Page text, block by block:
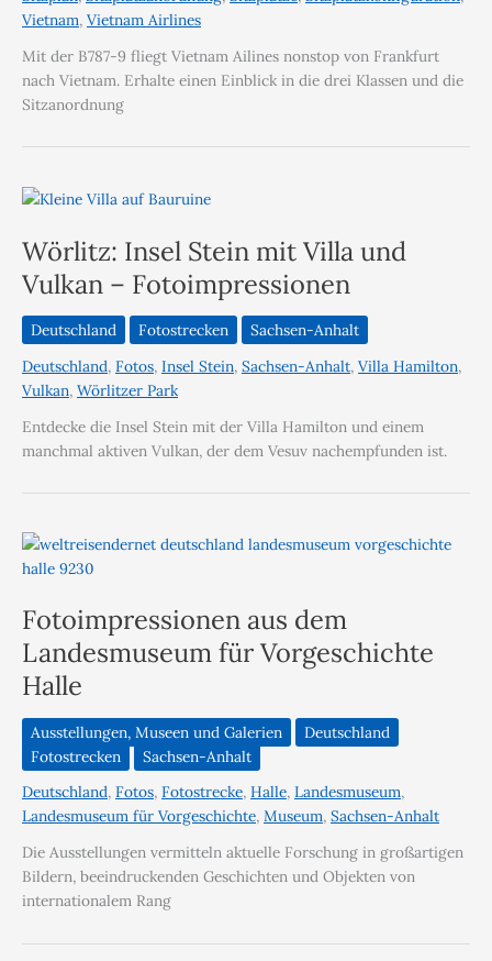
Vietnam, Vietnam Airlines
Mit der B787-9 fliegt Vietnam Ailines nonstop von Frankfurt
nach Vietnam. Erhalte einen Einblick in die drei Klassen und die
Sitzanordnung
Wörlitz: Insel Stein mit Villa und
Vulkan – Fotoimpressionen
Deutschland Fotostrecken
Sachsen-Anhalt
Deutschland, Fotos, Insel Stein, Sachsen-Anhalt, Villa Hamilton,
Vulkan, Wörlitzer Park
Entdecke die Insel Stein mit der Villa Hamilton und einem
manchmal aktiven Vulkan, der dem Vesuv nachempfunden ist.
Fotoimpressionen aus dem
Landesmuseum für Vorgeschichte
Halle
Ausstellungen, Museen und Galerien
Deutschland
Fotostrecken
Sachsen-Anhalt
Deutschland, Fotos, Fotostrecke, Halle, Landesmuseum,
Landesmuseum für Vorgeschichte, Museum, Sachsen-Anhalt
Die Ausstellungen vermitteln aktuelle Forschung in großartigen
Bildern, beeindruckenden Geschichten und Objekten von
internationalem Rang